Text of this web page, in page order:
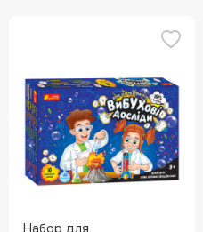
Набор для